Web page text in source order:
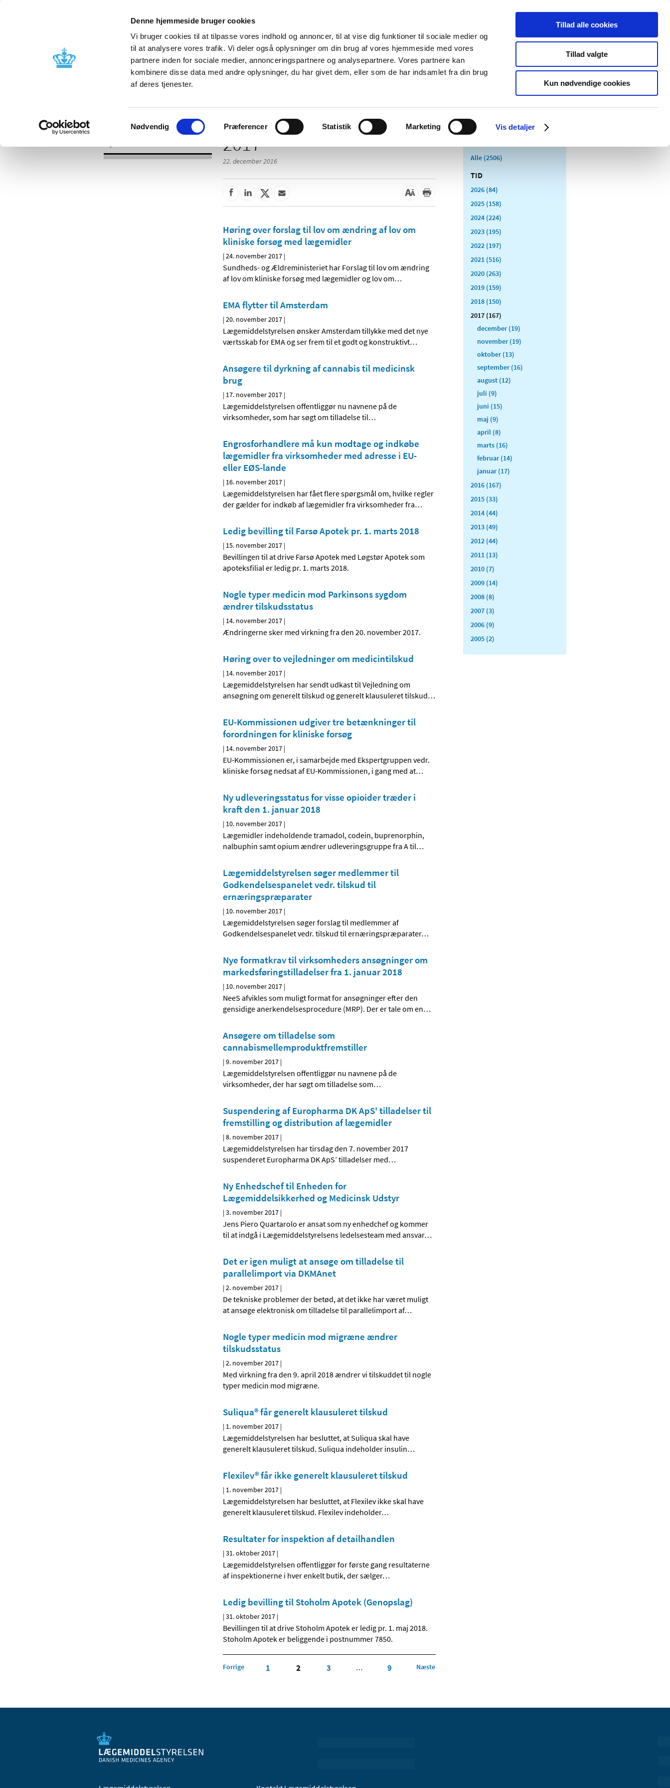
Denne hjemmeside bruger cookies
Vi bruger cookies til at tilpasse vores indhold og annoncer, til at vise dig funktioner til sociale medier og
til at analysere vores trafik. Vi deler også oplysninger om din brug af vores hjemmeside med vores
partnere inden for sociale medier, annonceringspartnere og analysepartnere. Vores partnere kan
kombinere disse data med andre oplysninger, du har givet dem, eller som de har indsamlet fra din brug
af deres tjenester.
Samtykkevalg
Nødvendig Præferencer Statistik Marketing Vis detaljer
Tillad alle cookies
Tillad valgte
Kun nødvendige cookies
Nyheder Om os Kontakt Udgivelser
Godkendelse og
Bivirkninger og
produktinformation
Tilskud og
Apoteker og salg af
Medicinsk
Særlige
produktområder
2017
22. december 2016
Høring over forslag til lov om ændring af lov om
kliniske forsøg med lægemidler
|24. november 2017 |
Sundheds- og Ældreministeriet har Forslag til lov om ændring
af lov om kliniske forsøg med lægemidler og lov om…
EMA flytter til Amsterdam
|20. november 2017 |
Lægemiddelstyrelsen ønsker Amsterdam tillykke med det nye
værtsskab for EMA og ser frem til et godt og konstruktivt…
Ansøgere til dyrkning af cannabis til medicinsk
brug
| 17. november 2017 |
Lægemiddelstyrelsen offentliggør nu navnene på de
virksomheder, som har søgt om tilladelse til…
Engrosforhandlere må kun modtage og indkøbe
lægemidler fra virksomheder med adresse i EU-
eller EØS-lande
| 16. november 2017 |
Lægemiddelstyrelsen har fået flere spørgsmål om, hvilke regler
der gælder for indkøb af lægemidler fra virksomheder fra…
Ledig bevilling til Farsø Apotek pr. 1. marts 2018
| 15. november 2017 |
Bevillingen til at drive Farsø Apotek med Løgstør Apotek som
apoteksfilial er ledig pr. 1. marts 2018.
Nogle typer medicin mod Parkinsons sygdom
ændrer tilskudsstatus
| 14. november 2017 |
Ændringerne sker med virkning fra den 20. november 2017.
Høring over to vejledninger om medicintilskud
| 14. november 2017 |
Lægemiddelstyrelsen har sendt udkast til Vejledning om
ansøgning om generelt tilskud og generelt klausuleret tilskud…
EU-Kommissionen udgiver tre betænkninger til
forordningen for kliniske forsøg
| 14. november 2017 |
EU-Kommissionen er, i samarbejde med Ekspertgruppen vedr.
kliniske forsøg nedsat af EU-Kommissionen, i gang med at…
Ny udleveringsstatus for visse opioider træder i
kraft den 1. januar 2018
| 10. november 2017 |
Lægemidler indeholdende tramadol, codein, buprenorphin,
nalbuphin samt opium ændrer udleveringsgruppe fra A til…
Lægemiddelstyrelsen søger medlemmer til
Godkendelsespanelet vedr. tilskud til
ernæringspræparater
| 10. november 2017 |
Lægemiddelstyrelsen søger forslag til medlemmer af
Godkendelsespanelet vedr. tilskud til ernæringspræparater…
Nye formatkrav til virksomheders ansøgninger om
markedsføringstilladelser fra 1. januar 2018
| 10. november 2017 |
NeeS afvikles som muligt format for ansøgninger efter den
gensidige anerkendelsesprocedure (MRP). Der er tale om en…
Ansøgere om tilladelse som
cannabismellemprodukt­fremstiller
|9. november 2017 |
Lægemiddelstyrelsen offentliggør nu navnene på de
virksomheder, der har søgt om tilladelse som…
Suspendering af Europharma DK ApS' tilladelser til
fremstilling og distribution af lægemidler
|8. november 2017 |
Lægemiddelstyrelsen har tirsdag den 7. november 2017
suspenderet Europharma DK ApS’ tilladelser med…
Ny Enhedschef til Enheden for
Lægemiddelsikkerhed og Medicinsk Udstyr
|3. november 2017 |
Jens Piero Quartarolo er ansat som ny enhedchef og kommer
til at indgå i Lægemiddelstyrelsens ledelsesteam med ansvar…
Det er igen muligt at ansøge om tilladelse til
parallelimport via DKMAnet
|2. november 2017 |
De tekniske problemer der betød, at det ikke har været muligt
at ansøge elektronisk om tilladelse til parallelimport af…
Nogle typer medicin mod migræne ændrer
tilskudsstatus
|2. november 2017 |
Med virkning fra den 9. april 2018 ændrer vi tilskuddet til nogle
typer medicin mod migræne.
Suliqua® får generelt klausuleret tilskud
| 1. november 2017 |
Lægemiddelstyrelsen har besluttet, at Suliqua skal have
generelt klausuleret tilskud. Suliqua indeholder insulin…
Flexilev® får ikke generelt klausuleret tilskud
| 1. november 2017 |
Lægemiddelstyrelsen har besluttet, at Flexilev ikke skal have
generelt klausuleret tilskud. Flexilev indeholder…
Resultater for inspektion af detailhandlen
|31. oktober 2017 |
Lægemiddelstyrelsen offentliggør for første gang resultaterne
af inspektionerne i hver enkelt butik, der sælger…
Ledig bevilling til Stoholm Apotek (Genopslag)
|31. oktober 2017 |
Bevillingen til at drive Stoholm Apotek er ledig pr. 1. maj 2018.
Stoholm Apotek er beliggende i postnummer 7850.
Forrige 1 2 3 … 9 Næste
Alle (2506)
TID
2026 (84)
2025 (158)
2024 (224)
2023 (195)
2022 (197)
2021 (516)
2020 (263)
2019 (159)
2018 (150)
2017 (167)
december (19)
november (19)
oktober (13)
september (16)
august (12)
juli (9)
juni (15)
maj (9)
april (8)
marts (16)
februar (14)
januar (17)
2016 (167)
2015 (33)
2014 (44)
2013 (49)
2012 (44)
2011 (13)
2010 (7)
2009 (14)
2008 (8)
2007 (3)
2006 (9)
2005 (2)